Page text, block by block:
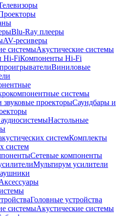
Blu-Ray плееры
AV-ресиверы
системыАкустические системы
Hi-FiКомпоненты Hi-Fi
Виниловые
системы
звуковые проекторыСаундбары и
Настольные
системКомплекты
систем
Сетевые компоненты
Мультирум усилители
Головные устройства
системыАкустические системы